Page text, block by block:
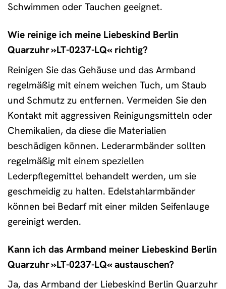
Schwimmen oder Tauchen geeignet.
Wie reinige ich meine Liebeskind Berlin
Quarzuhr »LT-0237-LQ« richtig?
Reinigen Sie das Gehäuse und das Armband
regelmäßig mit einem weichen Tuch, um Staub
und Schmutz zu entfernen. Vermeiden Sie den
Kontakt mit aggressiven Reinigungsmitteln oder
Chemikalien, da diese die Materialien
beschädigen können. Lederarmbänder sollten
regelmäßig mit einem speziellen
Lederpflegemittel behandelt werden, um sie
geschmeidig zu halten. Edelstahlarmbänder
können bei Bedarf mit einer milden Seifenlauge
gereinigt werden.
Kann ich das Armband meiner Liebeskind Berlin
Quarzuhr »LT-0237-LQ« austauschen?
Ja, das Armband der Liebeskind Berlin Quarzuhr